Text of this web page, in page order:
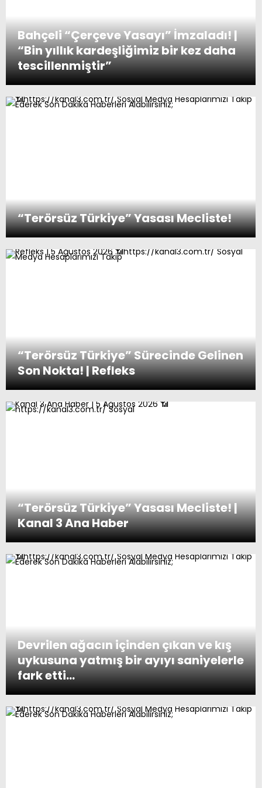
Emekliye “Zam Farkı” Ödemesi! | 7
Ağustos’ta Hesaplarda!
Bahçeli “Çerçeve Yasayı” İmzaladı! |
“Bin yıllık kardeşliğimiz bir kez daha
tescillenmiştir”
“Terörsüz Türkiye” Yasası Mecliste!
“Terörsüz Türkiye” Sürecinde Gelinen
Son Nokta! | Refleks
“Terörsüz Türkiye” Yasası Mecliste! |
Kanal 3 Ana Haber
Devrilen ağacın içinden çıkan ve kış
uykusuna yatmış bir ayıyı saniyelerle
fark etti…